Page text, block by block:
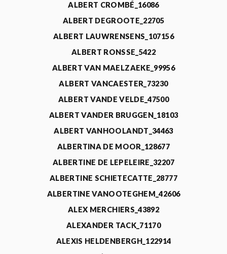
ALBERT CROMBÉ_16086
ALBERT DEGROOTE_22705
ALBERT LAUWRENSENS_107156
ALBERT RONSSE_5422
ALBERT VAN MAELZAEKE_99956
ALBERT VANCAESTER_73230
ALBERT VANDE VELDE_47500
ALBERT VANDER BRUGGEN_18103
ALBERT VANHOOLANDT_34463
ALBERTINA DE MOOR_128677
ALBERTINE DE LEPELEIRE_32207
ALBERTINE SCHIETECATTE_28777
ALBERTINE VANOOTEGHEM_42606
ALEX MERCHIERS_43892
ALEXANDER TACK_71170
ALEXIS HELDENBERGH_122914